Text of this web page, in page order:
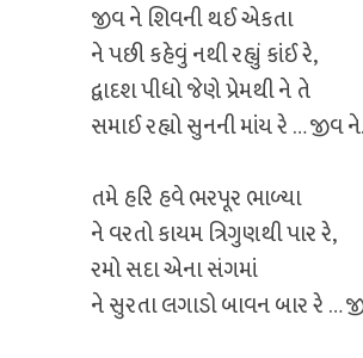
જીવ ને શિવની થઈ એકતા
ને પછી કહેવું નથી રહ્યું કાંઈ રે,
દ્વાદશ પીધો જેણે પ્રેમથી ને તે
સમાઈ રહ્યો સુનની માંય રે … જીવ ને.
તમે હરિ હવે ભરપૂર ભાળ્યા
ને વરતો કાયમ ત્રિગુણથી પાર રે,
રમો સદા એના સંગમાં
ને સુરતા લગાડો બાવન બાર રે …